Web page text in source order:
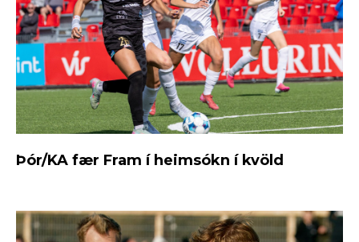
Þór/KA fær Fram í heimsókn í kvöld